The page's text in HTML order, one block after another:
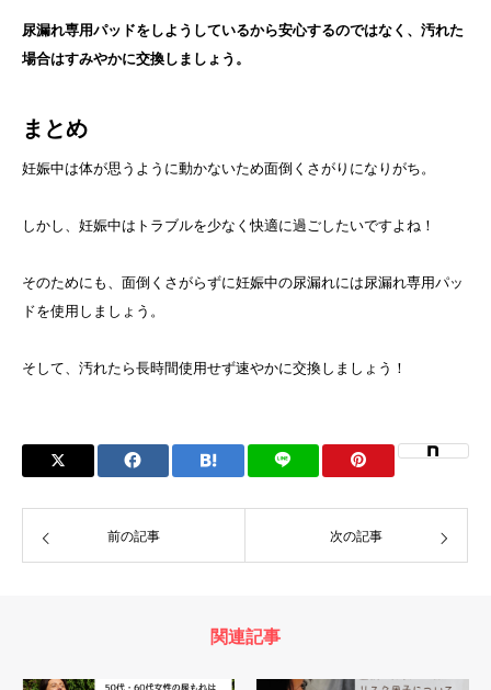
尿漏れ専用パッドをしようしているから安心するのではなく、汚れた
場合はすみやかに交換しましょう。
まとめ
妊娠中は体が思うように動かないため面倒くさがりになりがち。
しかし、妊娠中はトラブルを少なく快適に過ごしたいですよね！
そのためにも、面倒くさがらずに妊娠中の尿漏れには尿漏れ専用パッ
ドを使用しましょう。
そして、汚れたら長時間使用せず速やかに交換しましょう！
前の記事 次の記事
関連記事